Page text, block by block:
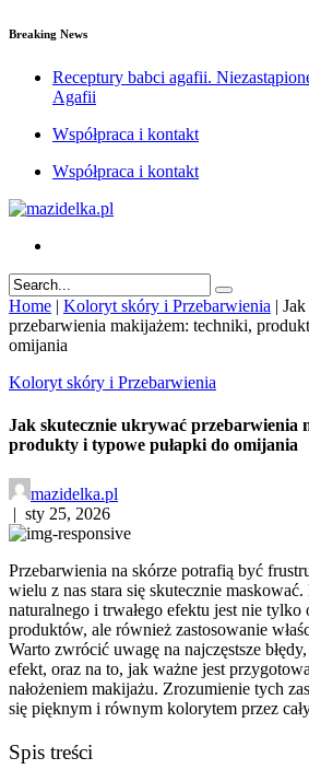
Breaking News
Receptury babci agafii.
Agafii
Współpraca i kontakt
Współpraca i kontakt
Home | Koloryt skóry i Przebarwienia |
przebarwienia makijażem: techniki,
omijania
Koloryt skóry i Przebarwienia
Jak skutecznie ukrywać przebarwienia
produkty i typowe pułapki do omijania
mazidelka.pl
sty 25, 2026
Przebarwienia na skórze potrafią być
wielu z nas stara się skutecznie
naturalnego i trwałego efektu jest nie
produktów, ale również zastosowanie
Warto zwrócić uwagę na najczęstsze
efekt, oraz na to, jak ważne jest
nałożeniem makijażu. Zrozumienie tych
się pięknym i równym kolorytem przez
Spis treści